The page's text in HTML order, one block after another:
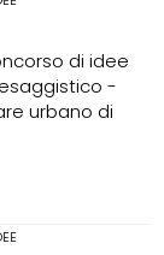
di idee
-
urbano di